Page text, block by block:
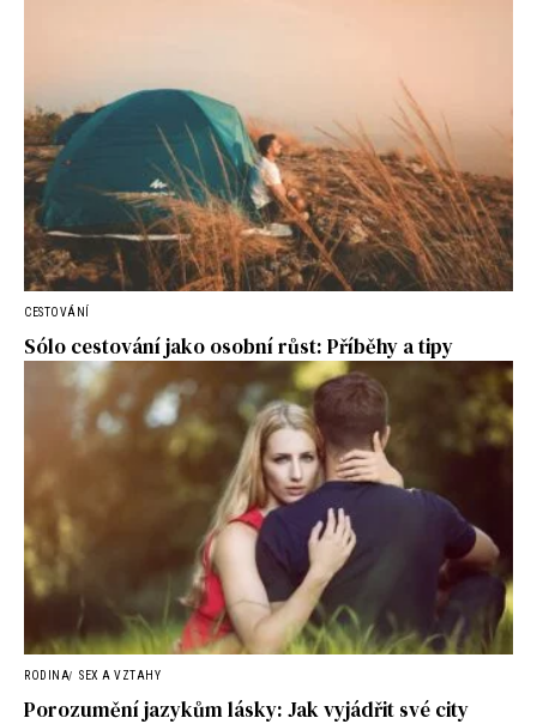
CESTOVÁNÍ
Sólo cestování jako osobní růst: Příběhy a tipy
RODINA SEX A VZTAHY
Porozumění jazykům lásky: Jak vyjádřit své city